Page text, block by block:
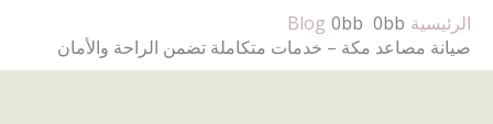
تخطي
المحتوى
الرئيسية
Blog
صيانة مصاعد مكة – خدمات متكاملة تضمن الراحة والأمان